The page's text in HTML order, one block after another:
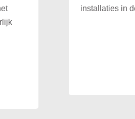
installaties in